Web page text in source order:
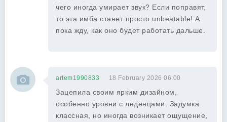
чего иногда умирает звук? Если поправят,
то эта имба станет просто unbeatable! А
пока жду, как оно будет работать дальше.
artem1990833 18 February 2026 06:00
Зацепила своим ярким дизайном,
особенно уровни с леденцами. Задумка
классная, но иногда возникает ощущение,